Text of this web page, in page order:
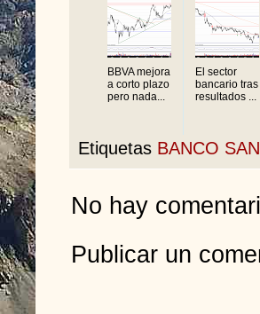
BBVA mejora
a corto plazo
pero nada...
El sector
bancario tras
resultados ...
Etiquetas BANCO
No hay
Publicar un